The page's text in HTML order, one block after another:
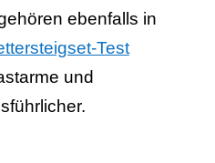
ebenfalls in
Test
und